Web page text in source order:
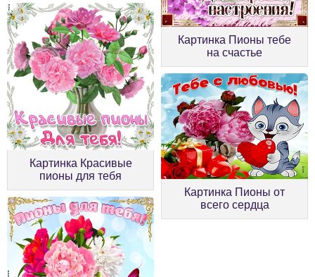
Картинка Пионы тебе
на счастье
Картинка Красивые
пионы для тебя
Картинка Пионы от
всего сердца